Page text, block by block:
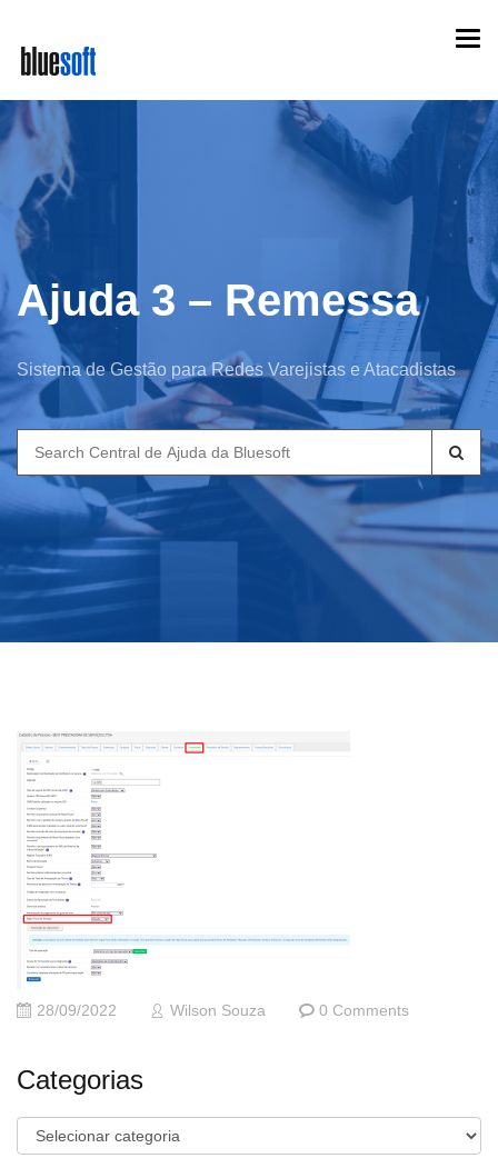
main
content
Ajuda 3 – Remessa
Sistema de Gestão para Redes Varejistas e Atacadistas
Search
for:
28/09/2022 Wilson Souza 0 Comments
Categorias
Categorias